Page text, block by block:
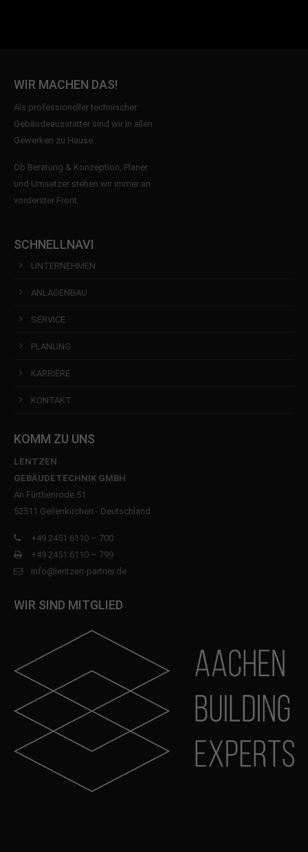
WIR MACHEN DAS!
Als professioneller technischer
Gebäudeausstatter sind wir in allen
Gewerken zu Hause.
Ob Beratung & Konzeption, Planer
und Umsetzer stehen wir immer an
vorderster Front.
SCHNELLNAVI
UNTERNEHMEN
ANLAGENBAU
SERVICE
PLANUNG
KARRIERE
KONTAKT
KOMM ZU UNS
LENTZEN
GEBÄUDETECHNIK GMBH
An Fürthenrode 51
52511 Geilenkirchen - Deutschland
+49 2451 6110 – 700
+49 2451 6110 – 799
info@lentzen-partner.de
WIR SIND MITGLIED